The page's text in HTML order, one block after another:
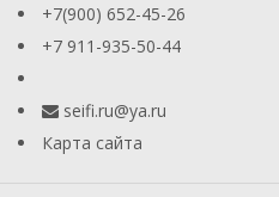
+7(900) 652-45-26
+7 911-935-50-44
seifi.ru@ya.ru
Карта сайта